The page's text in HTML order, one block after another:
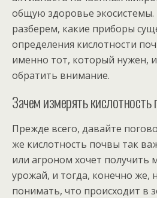
общую здоровье экосистемы.
разберем, какие приборы
определения кислотности
именно тот, который нужен,
обратить внимание.
Зачем измерять
Прежде всего, давайте
же кислотность почвы так
или агроном хочет получить
урожай, и тогда, конечно же,
понимать, что происходит в